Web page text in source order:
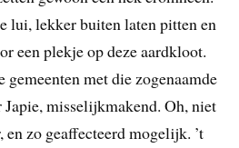
lui, lekker buiten laten pitten en
een plekje op deze aardkloot.
met die zogenaamde
misselijkmakend. Oh, niet
zo geaffecteerd mogelijk. ’t